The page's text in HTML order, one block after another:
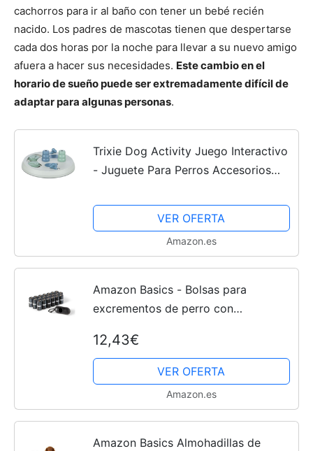
cachorros para ir al baño con tener un bebé recién
nacido. Los padres de mascotas tienen que despertarse
cada dos horas por la noche para llevar a su nuevo amigo
afuera a hacer sus necesidades. Este cambio en el
horario de sueño puede ser extremadamente difícil de
adaptar para algunas personas.
Trixie Dog Activity Juego Interactivo
- Juguete Para Perros Accesorios
cm Niv 2
VER OFERTA
Amazon.es
Amazon Basics - Bolsas para
excrementos de perro con
bolsas)
12,43€
VER OFERTA
Amazon.es
Amazon Basics Almohadillas de